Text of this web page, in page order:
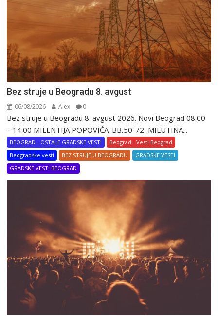
Bez struje u Beogradu 8. avgust
06/08/2026 Alex 0
Bez struje u Beogradu 8. avgust 2026. Novi Beograd 08:00
– 14:00 MILENTIJA POPOVIĆA: BB,50-72, MILUTINA...
BEOGRAD - OSTALE GRADSKE VESTI
Beograd - Vesti Beograd
Beogradske vesti
BEZ STRUJE U BEOGRADU
GRADSKE VESTI
GRADSKE VESTI BEOGRAD